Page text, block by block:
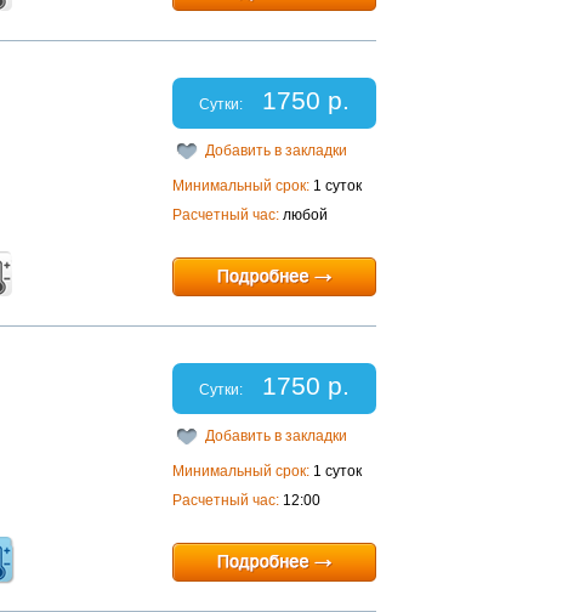
Сутки: 1750 р.
Добавить в закладки
Минимальный срок: 1 суток
Расчетный час: любой
Сутки: 1750 р.
Добавить в закладки
Минимальный срок: 1 суток
Расчетный час: 12:00